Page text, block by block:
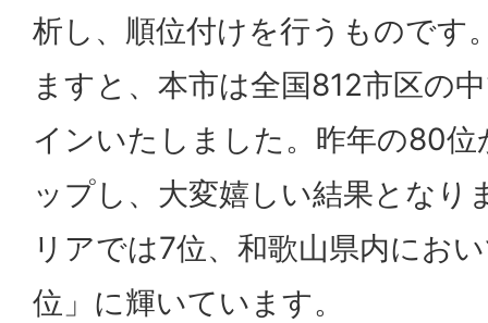
析し、順位付けを行うもので
ますと、本市は全国812市区の
インいたしました。昨年の80
ップし、大変嬉しい結果となり
リアでは7位、和歌山県内にお
位」に輝いています。